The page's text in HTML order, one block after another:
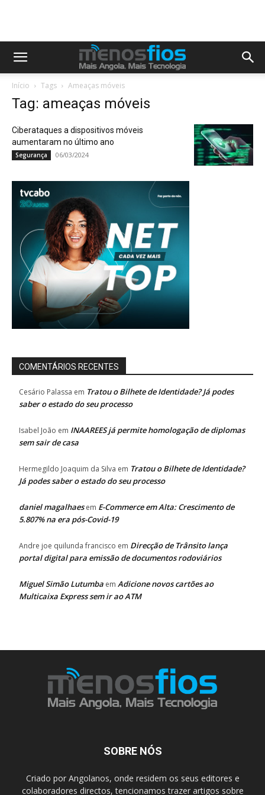
Início Tags Ameaças móveis
Tag: ameaças móveis
Ciberataques a dispositivos móveis
aumentaram no último ano
Segurança 06/03/2024
COMENTÁRIOS RECENTES
Cesário Palassa em Tratou o Bilhete de Identidade? Já podes
saber o estado do seu processo
Isabel João em INAAREES já permite homologação de diplomas
sem sair de casa
Hermegildo Joaquim da Silva em Tratou o Bilhete de Identidade?
Já podes saber o estado do seu processo
daniel magalhaesem E-Commerce em Alta: Crescimento de
5.807% na era pós-Covid-19
Andre joe quilunda francisco em Direcção de Trânsito lança
portal digital para emissão de documentos rodoviários
Miguel Simão Lutumba em Adicione novos cartões ao
Multicaixa Express sem ir ao ATM
SOBRE NÓS
Criado por Angolanos, onde residem os seus editores e
colaboradores directos, tencionamos trazer artigos sobre